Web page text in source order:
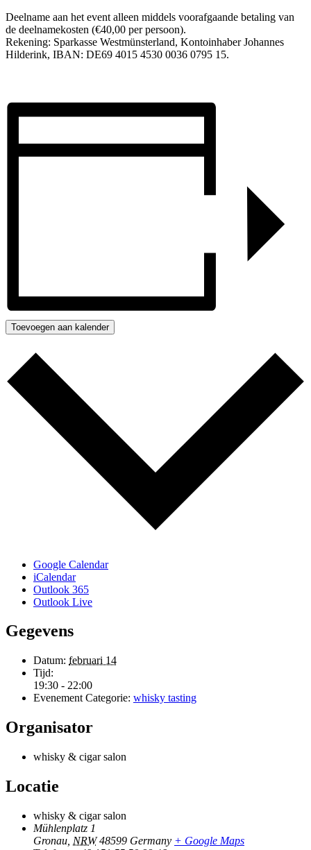
Deelname aan het event alleen middels voorafgaande betaling van
de deelnamekosten (€40,00 per persoon).
Rekening: Sparkasse Westmünsterland, Kontoinhaber Johannes
Hilderink, IBAN: DE69 4015 4530 0036 0795 15.
Toevoegen aan kalender
Google Calendar
iCalendar
Outlook 365
Outlook Live
Gegevens
Datum: februari 14
Tijd:
19:30 - 22:00
Evenement Categorie: whisky tasting
Organisator
whisky & cigar salon
Locatie
whisky & cigar salon
Mühlenplatz 1
Gronau NRW 48599 Germany + Google Maps